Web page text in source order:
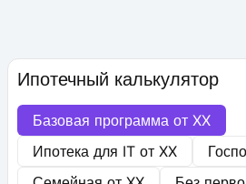
Ипотечный калькулятор
Базовая программа от XX
Ипотека для IT от XX